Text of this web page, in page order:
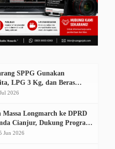
SPPG Gunakan
LPG 3 Kg, dan Beras
Program MBG
2026
Massa Longmarch ke DPRD
Cianjur, Dukung Program
Jun 2026